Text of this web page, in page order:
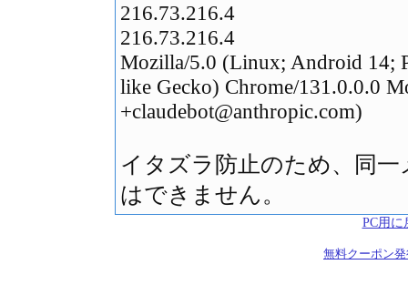
216.73.216.4
216.73.216.4
Mozilla/5.0 (Linux; Android 14;
like Gecko) Chrome/131.0.0.0
+claudebot@anthropic.com)
イタズラ防止のため、同
はできません。
PC用に
無料クーポン